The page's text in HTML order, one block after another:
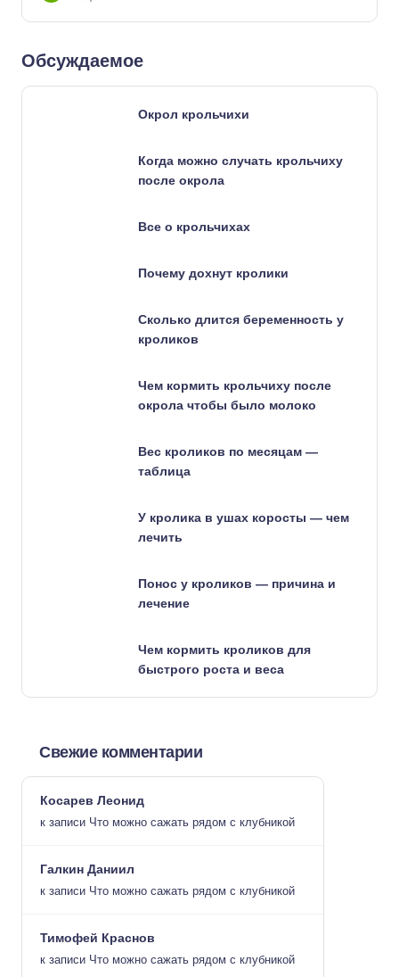
Обсуждаемое
Окрол крольчихи
Когда можно случать крольчиху
после окрола
Все о крольчихах
Почему дохнут кролики
Сколько длится беременность у
кроликов
Чем кормить крольчиху после
окрола чтобы было молоко
Вес кроликов по месяцам —
таблица
У кролика в ушах коросты — чем
лечить
Понос у кроликов — причина и
лечение
Чем кормить кроликов для
быстрого роста и веса
Свежие комментарии
Косарев Леонид
к записи Что можно сажать рядом с клубникой
Галкин Даниил
к записи Что можно сажать рядом с клубникой
Тимофей Краснов
к записи Что можно сажать рядом с клубникой